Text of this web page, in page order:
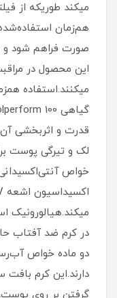
میکند طوریکه از
هم‌زمان
صورت فراهم شود و
این محصول در
لک و تیرگی پوست
خواص
میکند.هیالورونیک
در کرم ضد آفتاب
دو ماده خواص
دارند.این کرم بافت
گرفتن بر روی